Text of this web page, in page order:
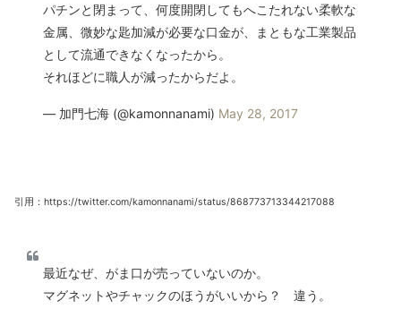
パチンと閉まって、何度開閉してもへこたれない柔軟な
金属、微妙な匙加減が必要な口金が、まともな工業製品
として流通できなくなったから。
それほどに職人が減ったからだよ。
— 加門七海 (@kamonnanami) May 28, 2017
引用：https://twitter.com/kamonnanami/status/868773713344217088
最近なぜ、がま口が売っていないのか。
マグネットやチャックのほうがいいから？ 違う。